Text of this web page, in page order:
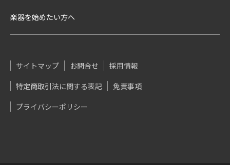
楽器を始めたい方へ
サイトマップ お問合せ
採用情報
特定商取引法に関する表記
免責事項
プライバシーポリシー